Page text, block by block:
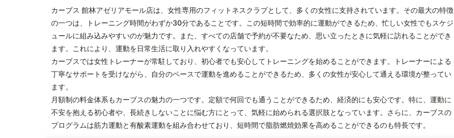
カーブス 館林アゼリアモール店は、女性専用のフィットネスクラブとして、多くの女性に支持されています。その最大の特徴
の一つは、トレーニング時間がわずか30分であることです。この短時間で効率的に運動ができるため、忙しい女性でもスケジ
ュールに組み込みやすいのが魅力です。また、すべての店舗で予約が不要なため、思い立ったときに気軽に訪れることができ
ます。これにより、運動を日常生活に取り入れやすくなっています。
カーブスでは女性トレーナーが常駐しており、初心者でも安心してトレーニングを始めることができます。トレーナーによる
丁寧なサポートを受けながら、自分のペースで運動を進めることができるため、多くの女性が安心して通える環境が整ってい
ます。
月額制の料金体系もカーブスの魅力の一つです。定額で何回でも通うことができるため、経済的にも安心です。特に、運動に
不安を抱える初心者や、長続きしないことに悩む方にとって、気軽に始められる選択肢となっています。さらに、カーブスの
プログラムは筋力運動と有酸素運動を組み合わせており、短時間で脂肪燃焼効果を高めることができるのも特長です。